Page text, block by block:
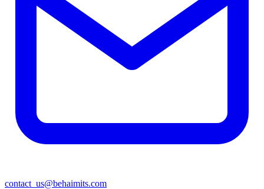
contact_us@behaimits.com